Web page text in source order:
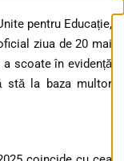
pentru Educație,
ziua de 20 mai
scoate în evidență
stă la baza multor